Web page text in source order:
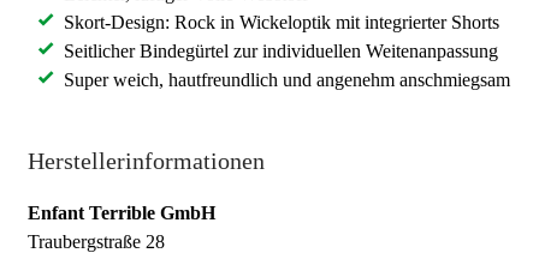
Skort-Design: Rock in Wickeloptik mit integrierter Shorts
Seitlicher Bindegürtel zur individuellen Weitenanpassung
Super weich, hautfreundlich und angenehm anschmiegsam
Herstellerinformationen
Enfant Terrible GmbH
Traubergstraße 28